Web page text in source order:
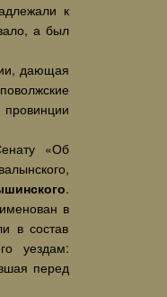
к
а был
дающая
провинции
«Об
.
в
в состав
уездам:
перед